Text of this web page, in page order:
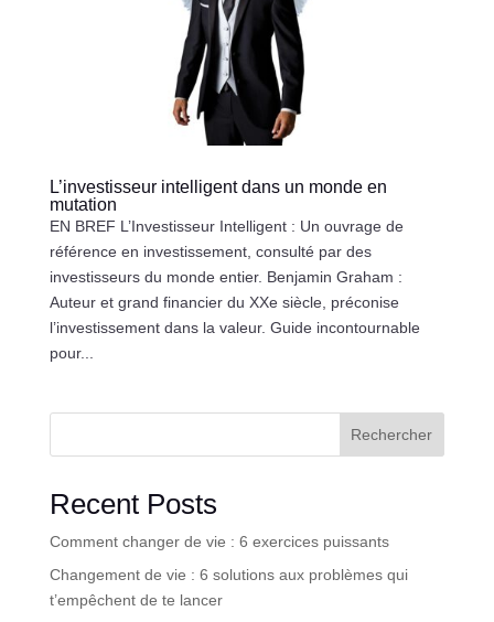
L’investisseur intelligent dans un monde en
mutation
EN BREF L’Investisseur Intelligent : Un ouvrage de
référence en investissement, consulté par des
investisseurs du monde entier. Benjamin Graham :
Auteur et grand financier du XXe siècle, préconise
l’investissement dans la valeur. Guide incontournable
pour...
Rechercher
Recent Posts
Comment changer de vie : 6 exercices puissants
Changement de vie : 6 solutions aux problèmes qui
t’empêchent de te lancer